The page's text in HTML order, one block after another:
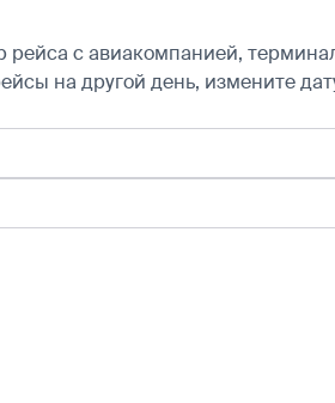
с авиакомпанией,
на другой день, измените